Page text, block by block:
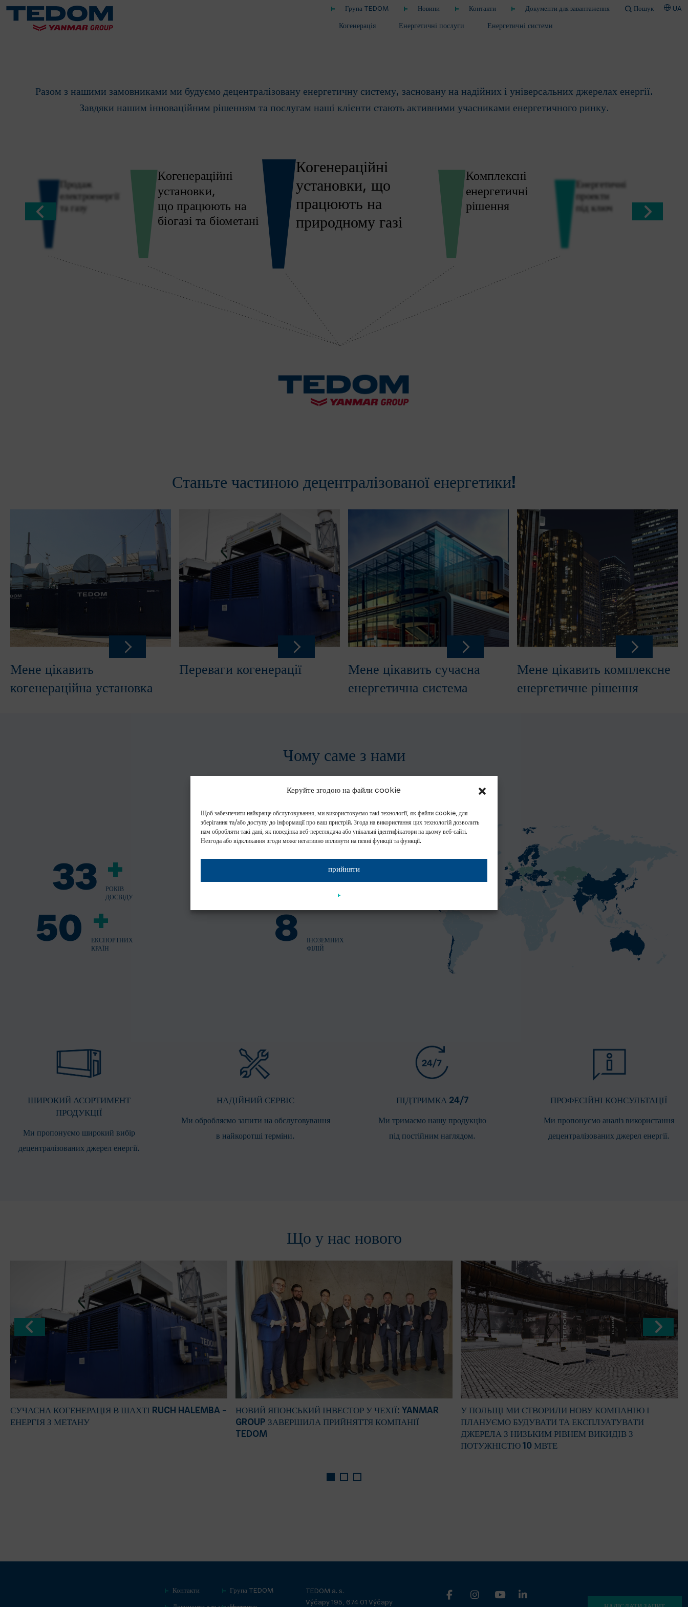
Керуйте згодою на файли cookie
Щоб забезпечити найкраще обслуговування, ми використовуємо такі технології, як файли cookie, для
зберігання та/або доступу до інформації про ваш пристрій. Згода на використання цих технологій дозволить
нам обробляти такі дані, як поведінка веб-переглядача або унікальні ідентифікатори на цьому веб-сайті.
Незгода або відкликання згоди може негативно вплинути на певні функції та функції.
прийняти
Група TEDOM Новини Контакти Документи для завантаження Пошук UA
Когенерація Енергетичні послуги Енергетичні системи
для децентралізованої енергетики
Разом з нашими замовниками ми будуємо децентралізовану енергетичну систему, засновану на надійних і універсальних джерелах енергії.
Завдяки нашим інноваційним рішенням та послугам наші клієнти стають активними учасниками енергетичного ринку.
Продаж
електроенергії
та газу
Когенераційні
установки,
що працюють на
біогазі та біометані
Когенераційні
установки, що
працюють на
природному газі
Комплексні
енергетичні
рішення
Енергетичні
проекти
під ключ
Станьте частиною децентралізованої енергетики!
Мене цікавить
когенераційна установка
Переваги когенерації
Мене цікавить сучасна
енергетична система
Мене цікавить комплексне
енергетичне рішення
Чому саме з нами
33 +
РОКІВ
ДОСВІДУ
1000 +
TEDOM
50 +
ЕКСПОРТНИХ
КРАЇН
8
ІНОЗЕМНИХ
ФІЛІЙ
ШИРОКИЙ АСОРТИМЕНТ
ПРОДУКЦІЇ
Ми пропонуємо широкий вибір
децентралізованих джерел енергії.
НАДІЙНИЙ СЕРВІС
Ми обробляємо запити на обслуговування
в найкоротші терміни.
ПІДТРИМКА 24/7
Ми тримаємо нашу продукцію
під постійним наглядом.
ПРОФЕСІЙНІ КОНСУЛЬТАЦІЇ
Ми пропонуємо аналіз використання
децентралізованих джерел енергії.
Що у нас нового
СУЧАСНА КОГЕНЕРАЦІЯ В ШАХТІ RUCH HALEMBA –
ЕНЕРГІЯ З МЕТАНУ
НОВИЙ ЯПОНСЬКИЙ ІНВЕСТОР У ЧЕХІЇ: YANMAR
GROUP ЗАВЕРШИЛА ПРИЙНЯТТЯ КОМПАНІЇ
TEDOM
У ПОЛЬЩІ МИ СТВОРИЛИ НОВУ КОМПАНІЮ І
ПЛАНУЄМО БУДУВАТИ ТА ЕКСПЛУАТУВАТИ
ДЖЕРЕЛА З НИЗЬКИМ РІВНЕМ ВИКИДІВ З
ПОТУЖНІСТЮ 10 МВТЕ
Контакти Група TEDOM
TEDOM a. s.
Výčapy 195, 674 01 Výčapy